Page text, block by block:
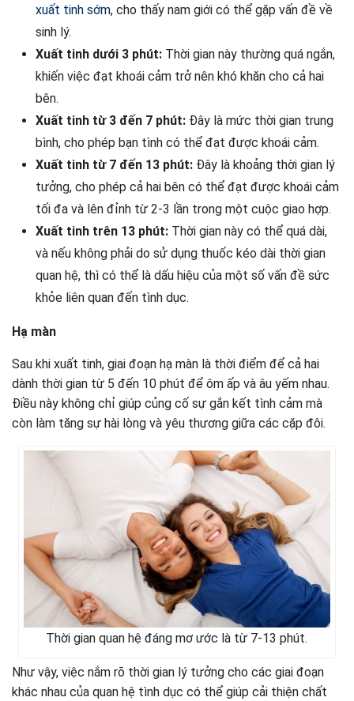
xuất tinh sớm, cho thấy nam giới có thể gặp vấn đề về
sinh lý.
Xuất tinh dưới 3 phút: Thời gian này thường quá ngắn,
khiến việc đạt khoái cảm trở nên khó khăn cho cả hai
bên.
Xuất tinh từ 3 đến 7 phút: Đây là mức thời gian trung
bình, cho phép bạn tình có thể đạt được khoái cảm.
Xuất tinh từ 7 đến 13 phút: Đây là khoảng thời gian lý
tưởng, cho phép cả hai bên có thể đạt được khoái cảm
tối đa và lên đỉnh từ 2-3 lần trong một cuộc giao hợp.
Xuất tinh trên 13 phút: Thời gian này có thể quá dài,
và nếu không phải do sử dụng thuốc kéo dài thời gian
quan hệ, thì có thể là dấu hiệu của một số vấn đề sức
khỏe liên quan đến tình dục.
Hạ màn
Sau khi xuất tinh, giai đoạn hạ màn là thời điểm để cả hai
dành thời gian từ 5 đến 10 phút để ôm ấp và âu yếm nhau.
Điều này không chỉ giúp củng cố sự gắn kết tình cảm mà
còn làm tăng sự hài lòng và yêu thương giữa các cặp đôi.
Thời gian quan hệ đáng mơ ước là từ 7-13 phút.
Như vậy, việc nắm rõ thời gian lý tưởng cho các giai đoạn
khác nhau của quan hệ tình dục có thể giúp cải thiện chất